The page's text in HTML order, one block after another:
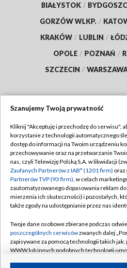
BIAŁYSTOK /
GORZÓW WLKP. /
KRAKÓW / LUBLIN /
OPOLE / POZNAŃ /
SZCZECIN /
TVP
Abonament TVP
Emisja w TVP
Centrum informacji TVP
Naziemna Telewizja Cyfrowa
Rada Programowa
System NOS
Informacje o nadawcy
Regulamin
Polityka
Moje
Pomoc
Kontakt
Kanały
Szanujemy Twoją prywatność
Kliknij "Akceptuję i przechodzę do serwisu",
korzystanie z technologii automatycznego
dostęp do informacji na Twoim urządzeniu
przechowywanie oraz na przetwarzanie
nas, czyli Telewizję Polską S.A. w likwidacji
Zaufanych Partnerów z IAB* (1201 firm) oraz
Partnerów TVP (93 firm), w celach
zautomatyzowanego dopasowania reklam
mierzenia ich skuteczności) i pozostałych,
także zgody na udostępnianie przez nas
Twoje dane osobowe zbierane podczas
poszczególnych serwisówzwanych dalej
zapisywane za pomocą technologii takich
WWW lub innych podobnych technologii